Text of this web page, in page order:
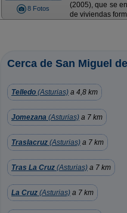
8 Fotos
(2005), que se
de viviendas
Cerca de San Miguel
Telledo (Asturias) a 4,8 km
Jomezana (Asturias) a 7 km
Traslacruz (Asturias) a 7 km
Tras La Cruz (Asturias) a 7 km
La Cruz (Asturias) a 7 km